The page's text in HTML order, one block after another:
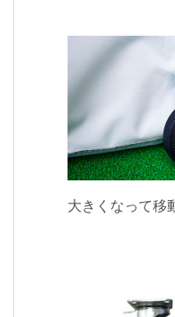
大きくなって移